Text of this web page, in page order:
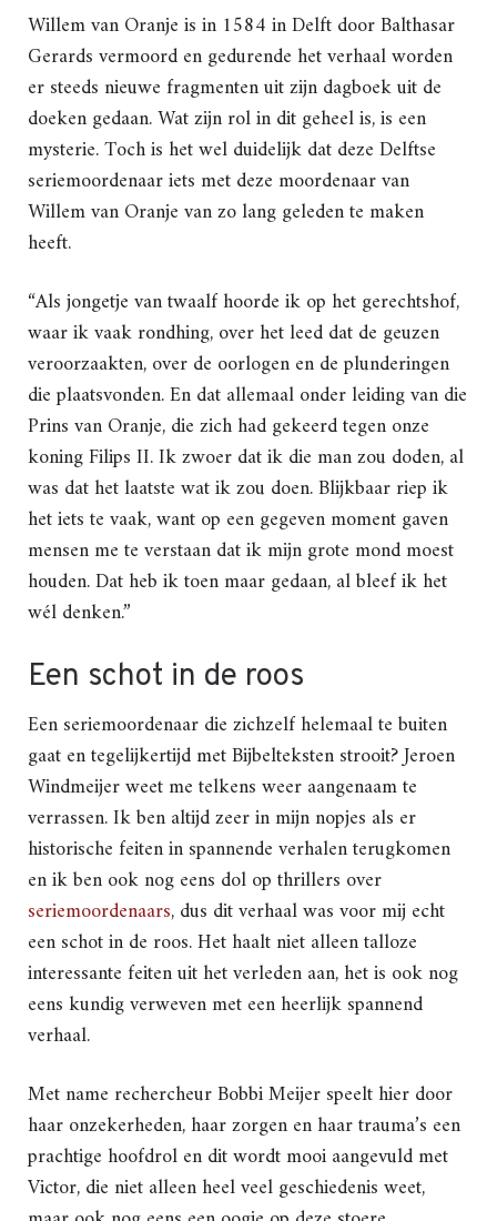
Willem van Oranje is in 1584 in Delft door Balthasar
Gerards vermoord en gedurende het verhaal worden
er steeds nieuwe fragmenten uit zijn dagboek uit de
doeken gedaan. Wat zijn rol in dit geheel is, is een
mysterie. Toch is het wel duidelijk dat deze Delftse
seriemoordenaar iets met deze moordenaar van
Willem van Oranje van zo lang geleden te maken
heeft.
“Als jongetje van twaalf hoorde ik op het gerechtshof,
waar ik vaak rondhing, over het leed dat de geuzen
veroorzaakten, over de oorlogen en de plunderingen
die plaatsvonden. En dat allemaal onder leiding van die
Prins van Oranje, die zich had gekeerd tegen onze
koning Filips II. Ik zwoer dat ik die man zou doden, al
was dat het laatste wat ik zou doen. Blijkbaar riep ik
het iets te vaak, want op een gegeven moment gaven
mensen me te verstaan dat ik mijn grote mond moest
houden. Dat heb ik toen maar gedaan, al bleef ik het
wél denken.”
Een schot in de roos
Een seriemoordenaar die zichzelf helemaal te buiten
gaat en tegelijkertijd met Bijbelteksten strooit? Jeroen
Windmeijer weet me telkens weer aangenaam te
verrassen. Ik ben altijd zeer in mijn nopjes als er
historische feiten in spannende verhalen terugkomen
en ik ben ook nog eens dol op thrillers over
seriemoordenaars, dus dit verhaal was voor mij echt
een schot in de roos. Het haalt niet alleen talloze
interessante feiten uit het verleden aan, het is ook nog
eens kundig verweven met een heerlijk spannend
verhaal.
Met name rechercheur Bobbi Meijer speelt hier door
haar onzekerheden, haar zorgen en haar trauma’s een
prachtige hoofdrol en dit wordt mooi aangevuld met
Victor, die niet alleen heel veel geschiedenis weet,